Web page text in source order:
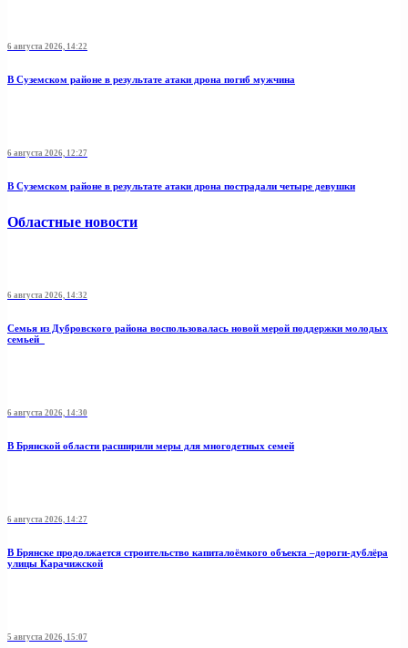
6 августа 2026, 14:22
В Суземском районе в результате атаки дрона погиб мужчина
6 августа 2026, 12:27
В Суземском районе в результате атаки дрона пострадали четыре девушки
Областные новости
6 августа 2026, 14:32
Семья из Дубровского района воспользовалась новой мерой поддержки молодых
семьей
6 августа 2026, 14:30
В Брянской области расширили меры для многодетных семей
6 августа 2026, 14:27
В Брянске продолжается строительство капиталоёмкого объекта –дороги-дублёра
улицы Карачижской
5 августа 2026, 15:07